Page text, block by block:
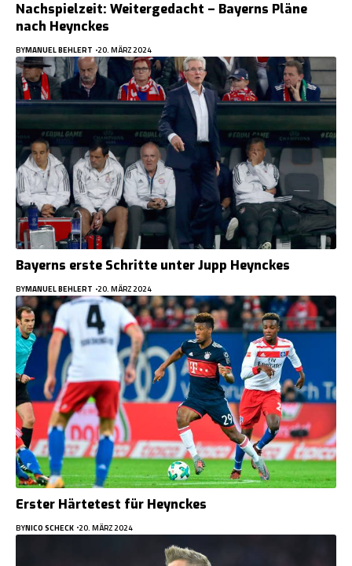
Nachspielzeit: Weitergedacht – Bayerns Pläne
nach Heynckes
BYMANUEL BEHLERT 20. MÄRZ 2024
Bayerns erste Schritte unter Jupp Heynckes
BYMANUEL BEHLERT 20. MÄRZ 2024
Erster Härtetest für Heynckes
BYNICO SCHECK 20. MÄRZ 2024